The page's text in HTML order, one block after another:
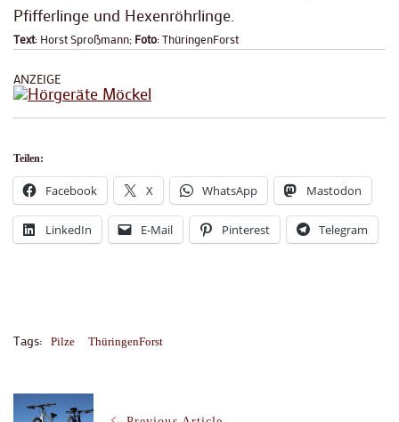
Pfifferlinge und Hexenröhrlinge.
Text: Horst Sproßmann; Foto: ThüringenForst
ANZEIGE
Teilen:
Facebook X WhatsApp Mastodon
LinkedIn E-Mail Pinterest Telegram
Tags: Pilze ThüringenForst